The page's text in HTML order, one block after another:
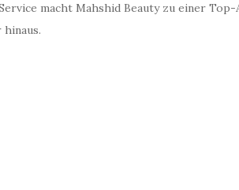
macht Mahshid Beauty zu einer
hinaus.